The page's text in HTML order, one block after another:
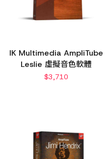
IK Multimedia AmpliTube
Leslie 虛擬音色軟體
$3,710